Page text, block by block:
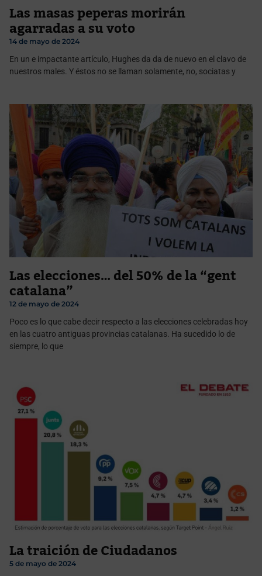
Las masas peperas morirán
agarradas a su voto
14 de mayo de 2024
En un e impactante artículo, Hughes da da de nuevo en el clavo de
nuestros males. Y éstos no se llaman solamente, no, sociatas y
Las elecciones… del 50% de la “gent
catalana”
12 de mayo de 2024
Poco es lo que cabe decir respecto a las elecciones celebradas hoy
en las cuatro antiguas provincias catalanas. Ha sucedido lo de
siempre, lo que
La traición de Ciudadanos
5 de mayo de 2024